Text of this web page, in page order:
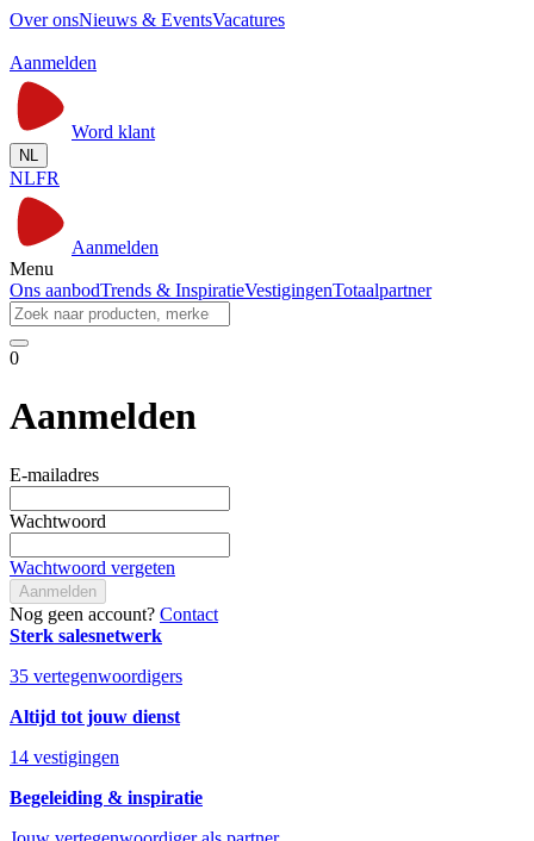
Over onsNieuws & EventsVacatures
Aanmelden
Word klant
NL
NLFR
Aanmelden
Menu
Ons aanbodTrends & InspiratieVestigingenTotaalpartner
0
Aanmelden
E-mailadres
Wachtwoord
Wachtwoord vergeten
Aanmelden
Nog geen account? Contact
Sterk salesnetwerk
35 vertegenwoordigers
Altijd tot jouw dienst
14 vestigingen
Begeleiding & inspiratie